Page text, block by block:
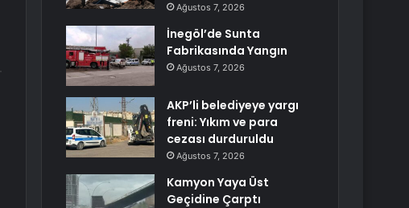
Ağustos 7, 2026
İnegöl’de Sunta
Fabrikasında Yangın
Ağustos 7, 2026
AKP’li belediyeye yargı
freni: Yıkım ve para
cezası durduruldu
Ağustos 7, 2026
Kamyon Yaya Üst
Geçidine Çarptı